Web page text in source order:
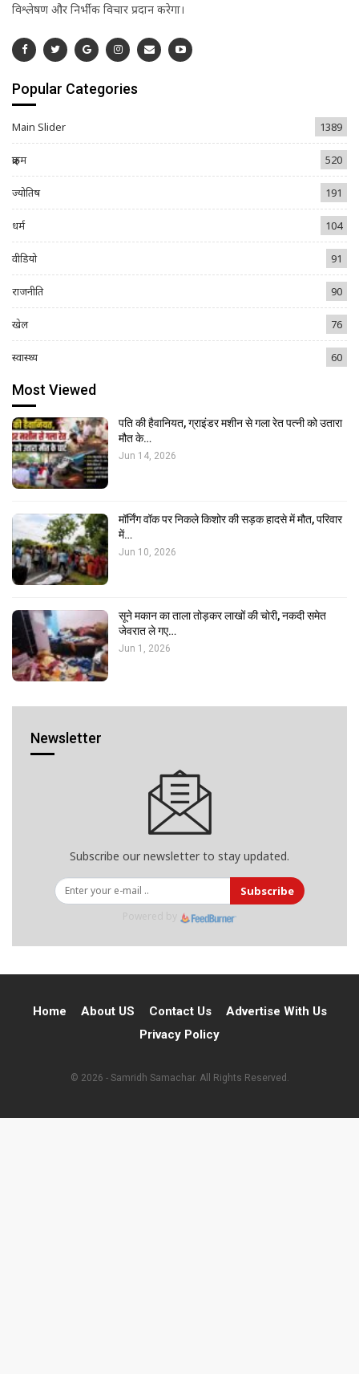
विश्लेषण और निर्भीक विचार प्रदान करेगा।
Popular Categories
Main Slider 1389
क्राइम 520
ज्योतिष 191
धर्म 104
वीडियो 91
राजनीति 90
खेल 76
स्वास्थ्य 60
Most Viewed
पति की हैवानियत, ग्राइंडर मशीन से गला रेत पत्नी को उतारा
मौत के…
Jun 14, 2026
मॉर्निंग वॉक पर निकले किशोर की सड़क हादसे में मौत, परिवार
में…
Jun 10, 2026
सूने मकान का ताला तोड़कर लाखों की चोरी, नकदी समेत
जेवरात ले गए…
Jun 1, 2026
Newsletter
Subscribe our newsletter to stay updated.
Subscribe
Home About US Contact Us
Advertise With Us
Privacy Policy
© 2026 - Samridh Samachar. All Rights Reserved.